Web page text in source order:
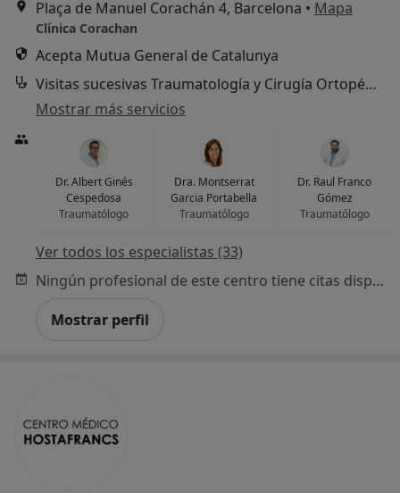
Plaça de Manuel Corachán 4, Barcelona • Mapa
Clínica Corachan
Acepta Mutua General de Catalunya
Visitas sucesivas Traumatología y Cirugía Ortopédica
Mostrar más servicios
Dr. Albert Ginés
Cespedosa
Traumatólogo
Dra. Montserrat
Garcia Portabella
Traumatólogo
Dr. Raul Franco
Gómez
Traumatólogo
Ver todos los especialistas (33)
Ningún profesional de este centro tiene citas disponibles
Mostrar perfil